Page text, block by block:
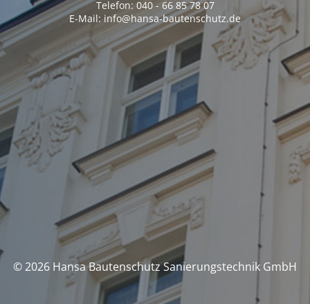
Telefon: 040 - 66 85 78 07
E-Mail: info@hansa-bautenschutz.de
© 2026 Hansa Bautenschutz Sanierungstechnik GmbH